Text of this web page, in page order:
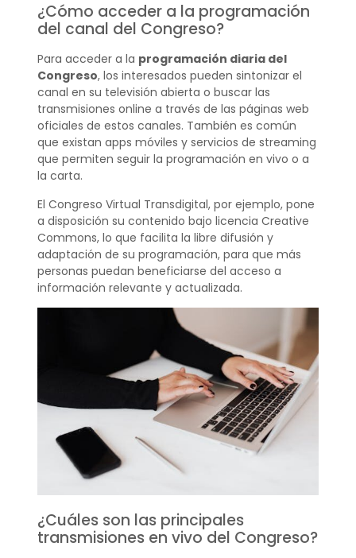
¿Cómo acceder a la programación
del canal del Congreso?
Para acceder a la programación diaria del
Congreso, los interesados pueden sintonizar el
canal en su televisión abierta o buscar las
transmisiones online a través de las páginas web
oficiales de estos canales. También es común
que existan apps móviles y servicios de streaming
que permiten seguir la programación en vivo o a
la carta.
El Congreso Virtual Transdigital, por ejemplo, pone
a disposición su contenido bajo licencia Creative
Commons, lo que facilita la libre difusión y
adaptación de su programación, para que más
personas puedan beneficiarse del acceso a
información relevante y actualizada.
¿Cuáles son las principales
transmisiones en vivo del Congreso?